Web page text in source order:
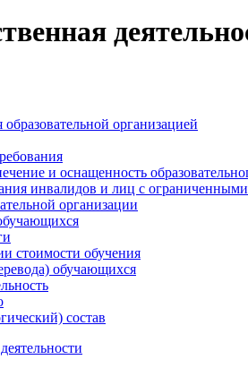
организацией
и оснащенность
инвалидов и лиц с
организации
стоимости обучения
обучающихся
состав